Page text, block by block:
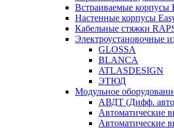
Встраиваемые корпусы
Настенные корпусы
Кабельные стяжки
Электроустановочные
GLOSSA
BLANCA
ATLASDESIGN
ЭТЮД
Модульное
АВДТ (Дифф.
Автоматические
Автоматические